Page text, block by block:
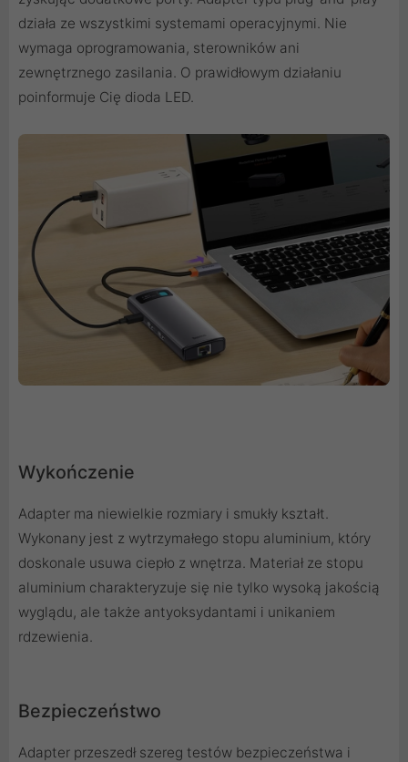
działa ze wszystkimi systemami operacyjnymi. Nie
wymaga oprogramowania, sterowników ani
zewnętrznego zasilania. O prawidłowym działaniu
poinformuje Cię dioda LED.
Wykończenie
Adapter ma niewielkie rozmiary i smukły kształt.
Wykonany jest z wytrzymałego stopu aluminium, który
doskonale usuwa ciepło z wnętrza. Materiał ze stopu
aluminium charakteryzuje się nie tylko wysoką jakością
wyglądu, ale także antyoksydantami i unikaniem
rdzewienia.
Bezpieczeństwo
Adapter przeszedł szereg testów bezpieczeństwa i